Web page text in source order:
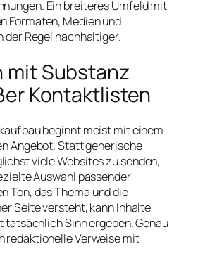
Ein breiteres Umfeld mit
Formaten, Medien und
der Regel nachhaltiger.
mit Substanz
Kontaktlisten
beginnt meist mit einem
Angebot. Statt generische
viele Websites zu senden,
Auswahl passender
Ton, das Thema und die
Seite versteht, kann Inhalte
tatsächlich Sinn ergeben. Genau
redaktionelle Verweise mit